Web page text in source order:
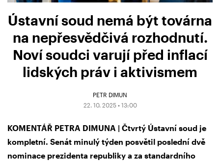
Ústavní soud nemá být továrna
na nepřesvědčivá rozhodnutí.
Noví soudci varují před inflací
lidských práv i aktivismem
PETR DIMUN
22. 10. 2025 • 13:00
KOMENTÁŘ PETRA DIMUNA | Čtvrtý Ústavní soud je
kompletní. Senát minulý týden posvětil poslední dvě
nominace prezidenta republiky a za standardního